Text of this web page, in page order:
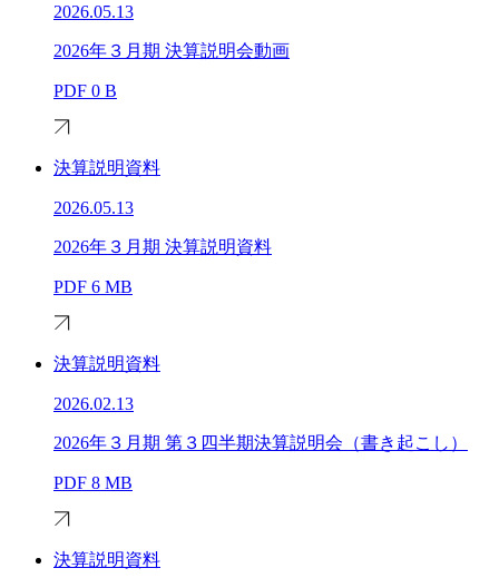
2026.05.13
2026年３月期 決算説明会動画
PDF 0 B
決算説明資料
2026.05.13
2026年３月期 決算説明資料
PDF 6 MB
決算説明資料
2026.02.13
2026年３月期 第３四半期決算説明会（書き起こし）
PDF 8 MB
決算説明資料